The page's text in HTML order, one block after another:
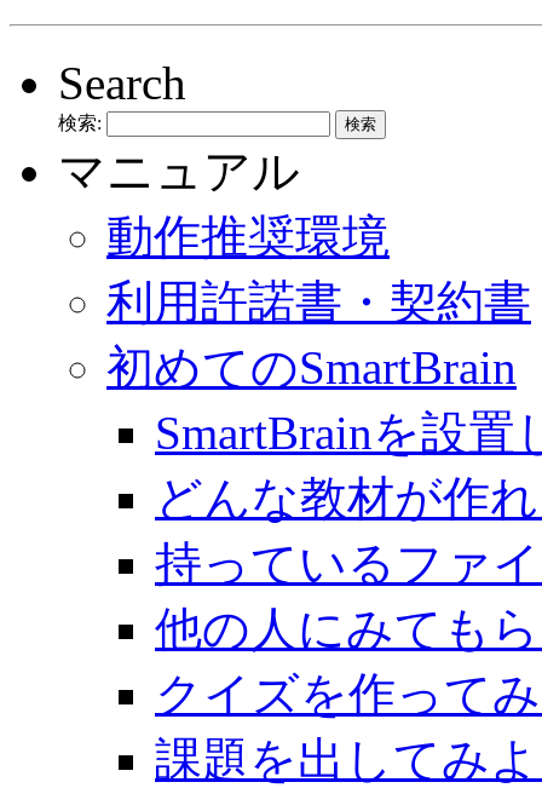
Search
検索:
マニュアル
動作推奨環境
利用許諾書・契約書
初めてのSmartBrain
SmartBrainを設置
どんな教材が作
持っているファ
他の人にみても
クイズを作って
課題を出してみ